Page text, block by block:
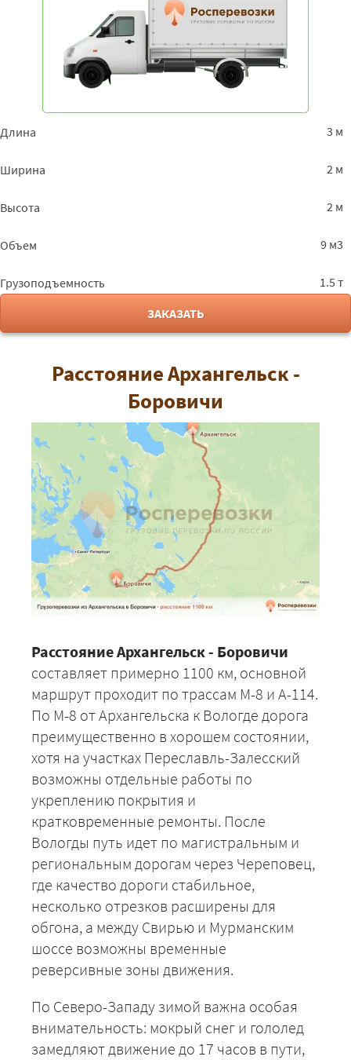
Длина 3 м
Ширина 2 м
Высота 2 м
Объем 9 м3
Грузоподъемность
1.5 т
ЗАКАЗАТЬ
Расстояние Архангельск -
Боровичи
Расстояние Архангельск - Боровичи
составляет примерно 1100 км, основной
маршрут проходит по трассам М-8 и А-114.
По М-8 от Архангельска к Вологде дорога
преимущественно в хорошем состоянии,
хотя на участках Переславль-Залесский
возможны отдельные работы по
укреплению покрытия и
кратковременные ремонты. После
Вологды путь идет по магистральным и
региональным дорогам через Череповец,
где качество дороги стабильное,
несколько отрезков расширены для
обгона, а между Свирью и Мурманским
шоссе возможны временные
реверсивные зоны движения.
По Северо-Западу зимой важна особая
внимательность: мокрый снег и гололед
замедляют движение до 17 часов в пути,